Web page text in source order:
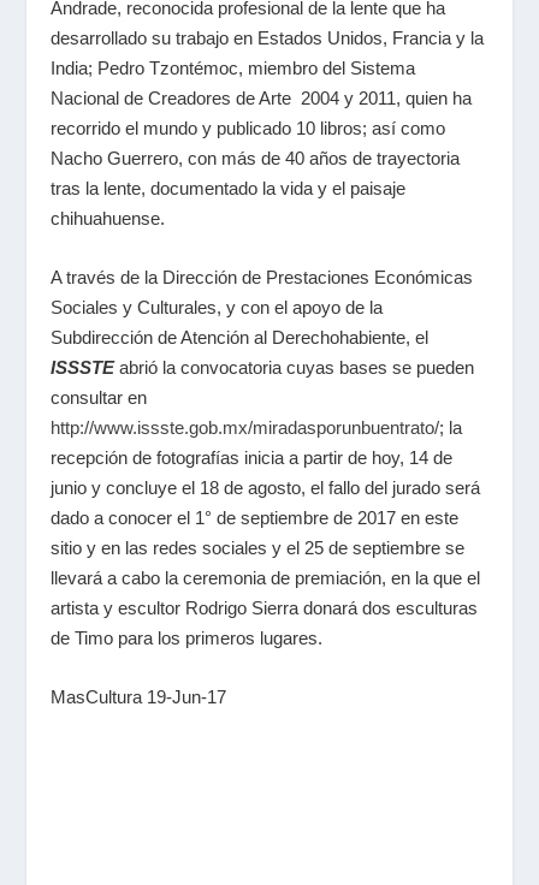
Andrade, reconocida profesional de la lente que ha
desarrollado su trabajo en Estados Unidos, Francia y la
India; Pedro Tzontémoc, miembro del Sistema
Nacional de Creadores de Arte 2004 y 2011, quien ha
recorrido el mundo y publicado 10 libros; así como
Nacho Guerrero, con más de 40 años de trayectoria
tras la lente, documentado la vida y el paisaje
chihuahuense.
A través de la Dirección de Prestaciones Económicas
Sociales y Culturales, y con el apoyo de la
Subdirección de Atención al Derechohabiente, el
ISSSTEabrió la convocatoria cuyas bases se pueden
consultar en
http://www.issste.gob.mx/miradasporunbuentrato/; la
recepción de fotografías inicia a partir de hoy, 14 de
junio y concluye el 18 de agosto, el fallo del jurado será
dado a conocer el 1° de septiembre de 2017 en este
sitio y en las redes sociales y el 25 de septiembre se
llevará a cabo la ceremonia de premiación, en la que el
artista y escultor Rodrigo Sierra donará dos esculturas
de Timo para los primeros lugares.
MasCultura 19-Jun-17